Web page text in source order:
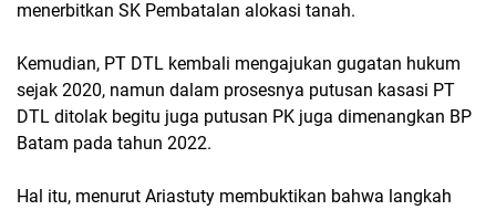
menerbitkan SK Pembatalan alokasi tanah.
Kemudian, PT DTL kembali mengajukan gugatan hukum
sejak 2020, namun dalam prosesnya putusan kasasi PT
DTL ditolak begitu juga putusan PK juga dimenangkan BP
Batam pada tahun 2022.
Hal itu, menurut Ariastuty membuktikan bahwa langkah